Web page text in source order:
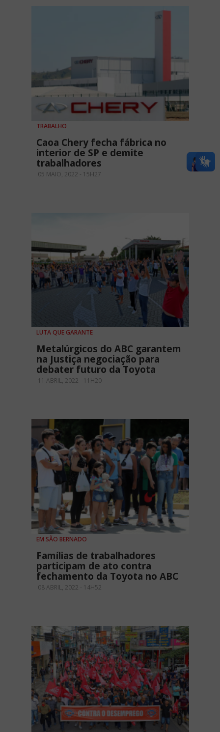
TRABALHO
Caoa Chery fecha fábrica no
interior de SP e demite
trabalhadores
05 MAIO, 2022 - 15H27
LUTA QUE GARANTE
Metalúrgicos do ABC garantem
na Justiça negociação para
debater futuro da Toyota
11 ABRIL, 2022 - 11H20
EM SÃO BERNADO
Famílias de trabalhadores
participam de ato contra
fechamento da Toyota no ABC
08 ABRIL, 2022 - 14H52